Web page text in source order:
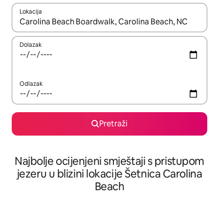
Lokacija
Kada budu dostupni rezultati, moći ćete ih pregledati
Dolazak
Odlazak
Pretraži
Najbolje ocijenjeni smještaji s pristupom
jezeru u blizini lokacije Šetnica Carolina
Beach